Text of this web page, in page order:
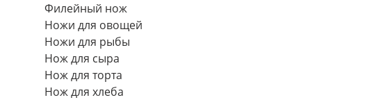
Филейный нож
Ножи для овощей
Ножи для рыбы
Нож для сыра
Нож для торта
Нож для хлеба